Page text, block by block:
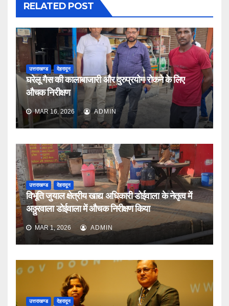
RELATED POST
उत्तराखण्ड देहरादून
घरेलू गैस की कालाबाजारी और दुरुप्रयोग रोकने के लिए
औचक निरीक्षण
MAR 16, 2026 ADMIN
उत्तराखण्ड देहरादून
विभूति जुयाल क्षेत्रीय खाद्य अधिकारी डोईवाला के नेतृत्व में
अठ्ठुरवाला डोईवाला में औचक निरीक्षण किया
MAR 1, 2026 ADMIN
उत्तराखण्ड देहरादून